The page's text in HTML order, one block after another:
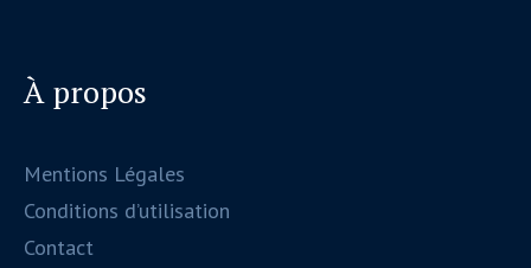
À propos
Mentions Légales
Conditions d’utilisation
Contact